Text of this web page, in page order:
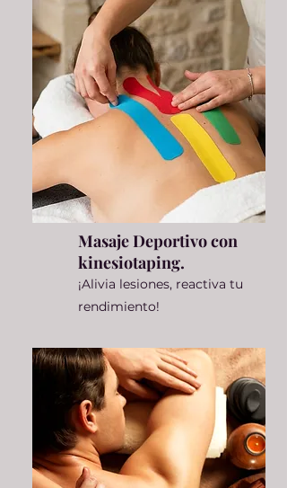
Masaje Deportivo con
kinesiotaping.
¡Alivia lesiones, reactiva tu
rendimiento!